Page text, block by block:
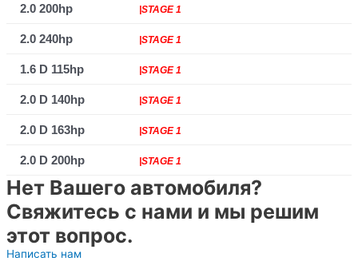
2.0 200hp |STAGE 1
2.0 240hp |STAGE 1
1.6 D 115hp |STAGE 1
2.0 D 140hp |STAGE 1
2.0 D 163hp |STAGE 1
2.0 D 200hp |STAGE 1
Нет Вашего автомобиля?
Свяжитесь с нами и мы решим
этот вопрос.
Написать нам